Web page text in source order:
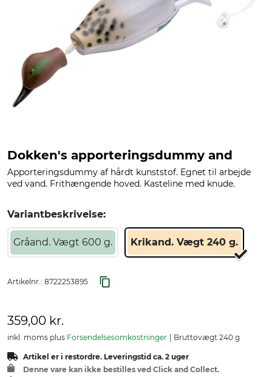
Dokken's apporteringsdummy and
Apporteringsdummy af hårdt kunststof. Egnet til arbejde
ved vand. Frithængende hoved. Kasteline med knude.
Variantbeskrivelse:
Gråand. Vægt 600 g. Krikand. Vægt 240 g.
Artikelnr.: 8722253895
359,00 kr.
inkl. moms plus Forsendelsesomkostninger Bruttovægt 240 g
Artikel er i restordre. Leveringstid ca. 2 uger
Denne vare kan ikke bestilles ved Click and Collect.